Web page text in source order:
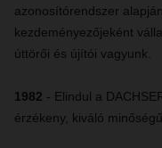
azonosítórendszer
kezdeményezőjeként
úttörői és újítói vagyunk.
1982 - Elindul a
érzékeny, kiváló